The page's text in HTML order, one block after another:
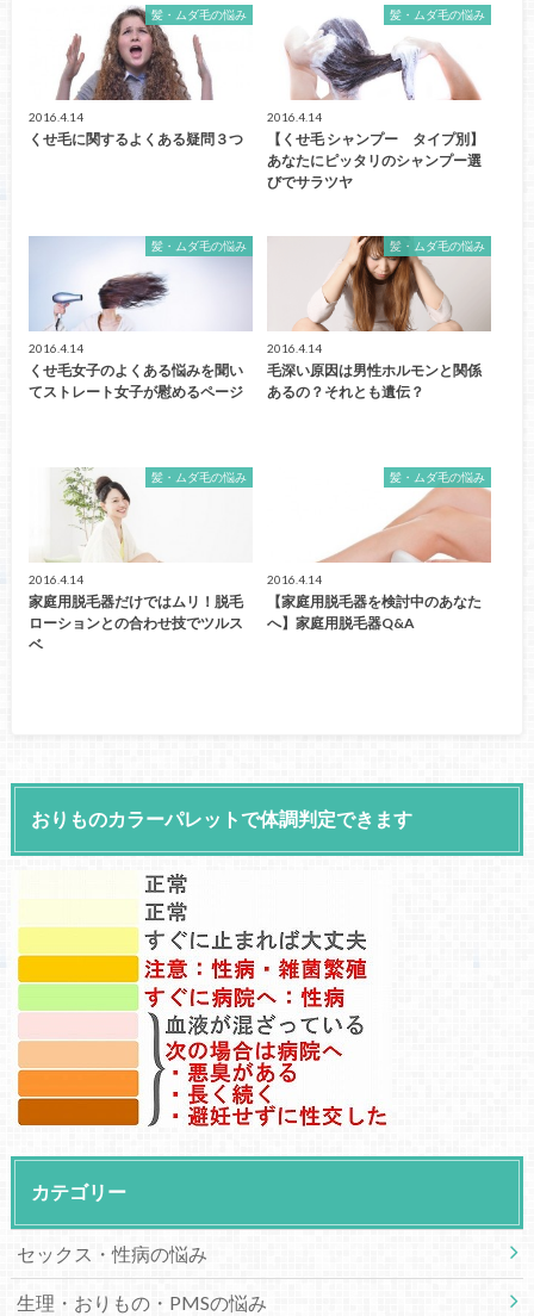
髪・ムダ毛の悩み
2016.4.14
くせ毛に関するよくある疑問３つ
髪・ムダ毛の悩み
2016.4.14
【くせ毛 シャンプー タイプ別】
あなたにピッタリのシャンプー選
びでサラツヤ
髪・ムダ毛の悩み
2016.4.14
くせ毛女子のよくある悩みを聞い
てストレート女子が慰めるページ
髪・ムダ毛の悩み
2016.4.14
毛深い原因は男性ホルモンと関係
あるの？それとも遺伝？
髪・ムダ毛の悩み
2016.4.14
家庭用脱毛器だけではムリ！脱毛
ローションとの合わせ技でツルス
ベ
髪・ムダ毛の悩み
2016.4.14
【家庭用脱毛器を検討中のあなた
へ】家庭用脱毛器Q&A
おりものカラーパレットで体調判定できます
カテゴリー
セックス・性病の悩み
生理・おりもの・PMSの悩み